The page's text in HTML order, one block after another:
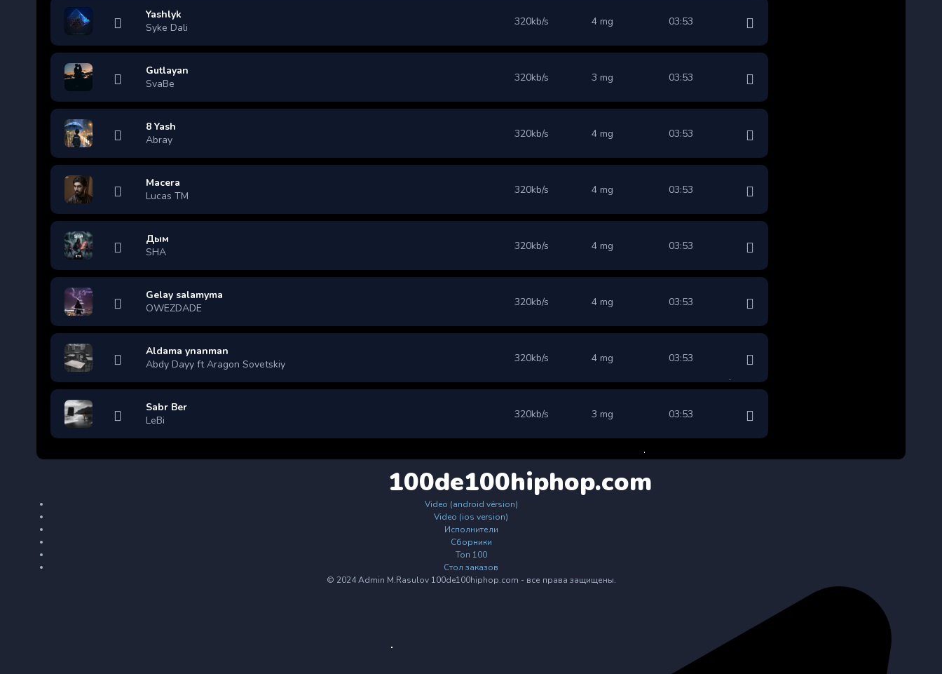
Yashlyk
Syke Dali
320kb/s 4 mg 03:53
Gutlayan
SvaBe
320kb/s 3 mg 03:53
8 Yash
Abray
320kb/s 4 mg 03:53
Macera
Lucas TM
320kb/s 4 mg 03:53
Дым
SHA
320kb/s 4 mg 03:53
Gelay salamyma
OWEZDADE
320kb/s 4 mg 03:53
Aldama ynanman
Abdy Dayy ft Aragon Sovetskiy
320kb/s 4 mg 03:53
Sabr Ber
LeBi
320kb/s 3 mg 03:53
100de100hiphop.com
Video (android version)
Video (ios version)
Исполнители
Сборники
Топ 100
Стол заказов
© 2024 Admin M.Rasulov 100de100hiphop.com - все права защищены.